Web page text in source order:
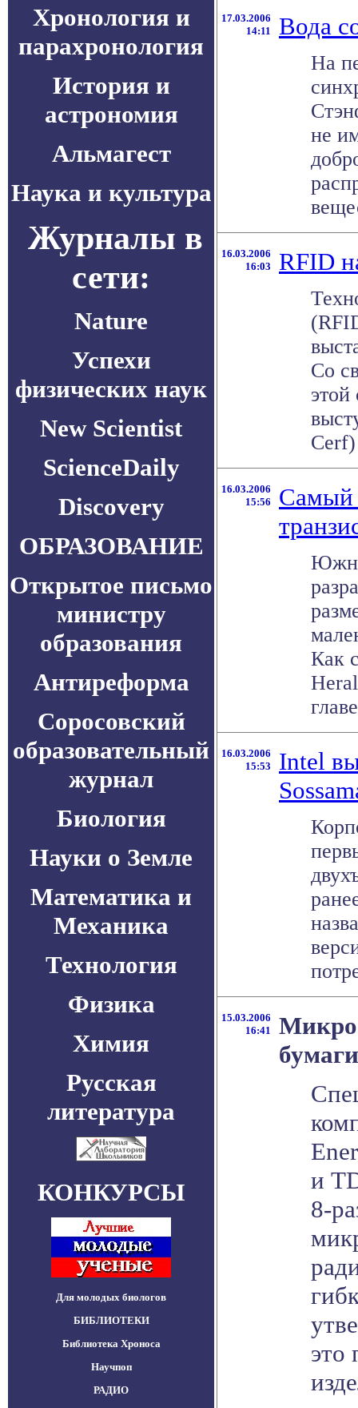
Хронология и
парахронология
История и
астрономия
Альмагест
Наука и культура
Журналы в
сети:
Nature
Успехи
физических наук
New Scientist
ScienceDaily
Discovery
ОБРАЗОВАНИЕ
Открытое письмо
министру
образования
Антиреформа
Соросовский
образовательный
журнал
Биология
Науки о Земле
Математика и
Механика
Технология
Физика
Химия
Русская
литература
КОНКУРСЫ
Для молодых биологов
БИБЛИОТЕКИ
Библиотека Хроноса
Научпоп
РАДИО
17.03.2006
14:11
Вода
На
не
16.03.2006
16:03
RFID
Со
этой
16.03.2006
15:56
Самый
Как
16.03.2006
15:53
Intel
15.03.2006
16:41
бумаги
и
8-
это